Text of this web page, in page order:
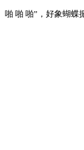
啪 啪”，好象蝴蝶